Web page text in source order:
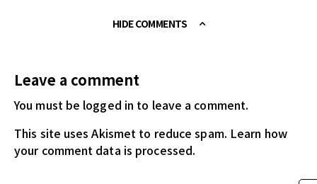
HIDE COMMENTS
Leave a comment
You must be logged in to leave a comment.
This site uses Akismet to reduce spam. Learn how
your comment data is processed.